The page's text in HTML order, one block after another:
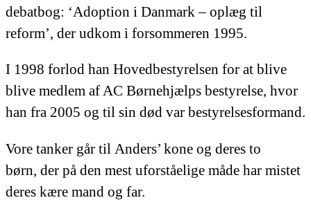
debatbog: ‘Adoption i Danmark – oplæg til
reform’, der udkom i forsommeren 1995.
I 1998 forlod han Hovedbestyrelsen for at blive
blive medlem af AC Børnehjælps bestyrelse, hvor
han fra 2005 og til sin død var bestyrelsesformand.
Vore tanker går til Anders’ kone og deres to
børn, der på den mest uforståelige måde har mistet
deres kære mand og far.